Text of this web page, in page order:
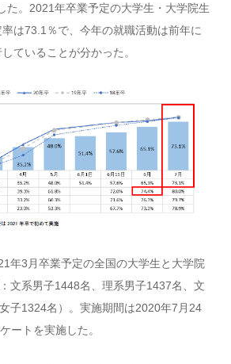
た。2021年卒業予定の大学生・大学院生
は73.1％で、今年の就職活動は前年に
ていることが分かった。
年3月卒業予定の全国の大学生と大学院
文系男子1448名、理系男子1437名、文
子1324名）。実施期間は2020年7月24
ートを実施した。